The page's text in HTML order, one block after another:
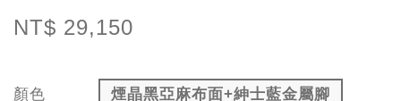
NT$ 29,150
顏色
煙晶黑亞麻布面+紳士藍金屬腳